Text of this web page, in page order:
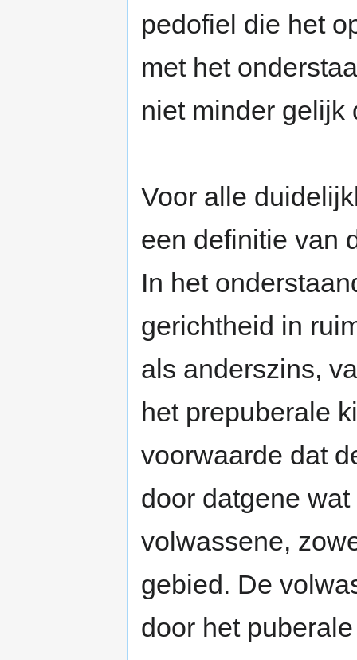
pedofiel die het
met het
niet minder gelijk
Voor alle
een definitie van
In het
gerichtheid in
als anderszins,
het prepuberale
voorwaarde dat
door datgene
volwassene,
gebied. De
door het